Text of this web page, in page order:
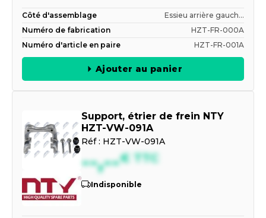
Côté d'assemblage
Essieu arrière gauch...
Numéro de fabrication
HZT-FR-000A
Numéro d'article en paire
HZT-FR-001A
Ajouter au panier
Support, étrier de frein NTY
HZT-VW-091A
Réf : HZT-VW-091A
--,--€ TTC
Indisponible